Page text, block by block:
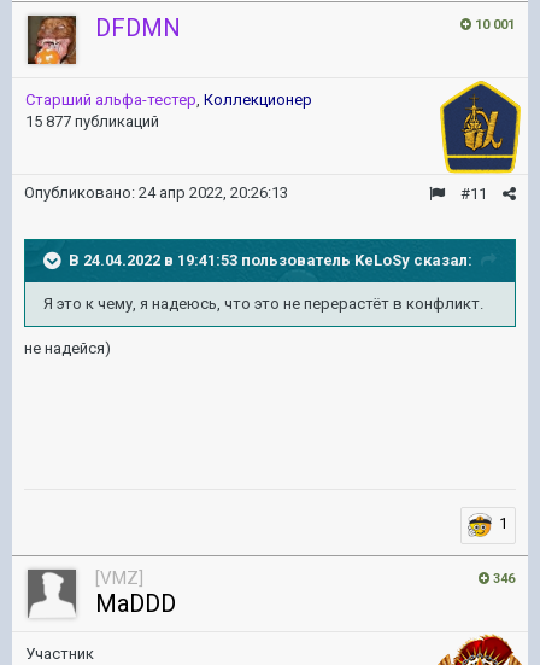
10 001
DFDMN
Старший альфа-тестер, Коллекционер
15 877 публикаций
#11
Опубликовано: 24 апр 2022, 20:26:13
В 24.04.2022 в 19:41:53 пользователь KeLoSy сказал:
Я это к чему, я надеюсь, что это не перерастёт в конфликт.
не надейся)
1
346
[VMZ]
MaDDD
Участник